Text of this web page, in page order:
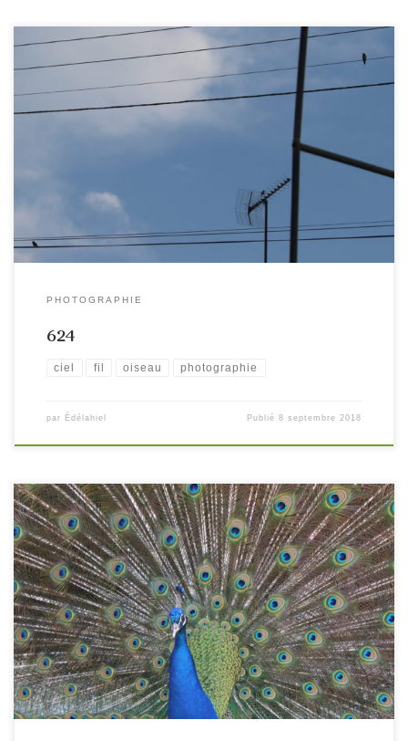
PHOTOGRAPHIE
624
ciel fil oiseau photographie
par Édélahiel Publié8 septembre 2018